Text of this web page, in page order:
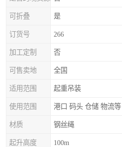
可折叠 是
订货号 266
加工定制 否
可售卖地 全国
适用范围 起重吊装
使用范围 港口 码头 仓储 物流等
材质 钢丝绳
起升高度 100m